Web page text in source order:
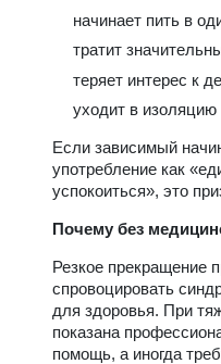
начинает пить в
тратит
теряет интерес к
уходит в
Если зависимый
употребление как
успокоиться», это
Почему без
Резкое прекращение
спровоцировать
для здоровья. При
показана
помощь, а иногда